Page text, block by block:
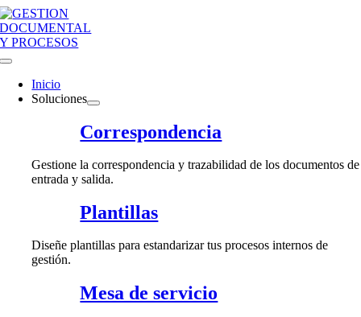
Saltar
al
contenido
Toggle
Navigation
Inicio
Soluciones
Correspondencia
Gestione la correspondencia y trazabilidad de los documentos de
entrada y salida.
Plantillas
Diseñe plantillas para estandarizar tus procesos internos de
gestión.
Mesa de servicio